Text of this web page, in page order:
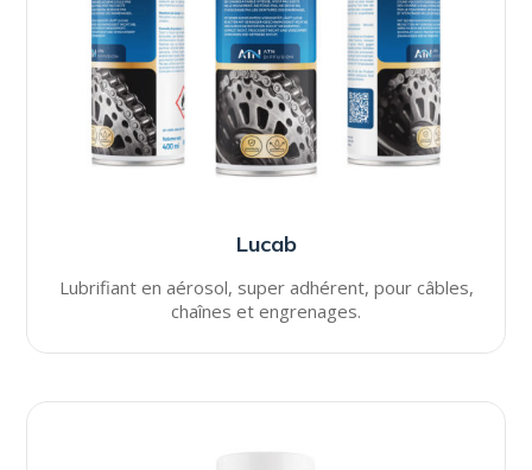
Lucab
Lubrifiant en aérosol, super adhérent, pour câbles,
chaînes et engrenages.